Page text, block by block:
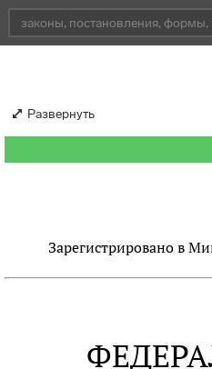
Развернуть
Зарегистрировано в